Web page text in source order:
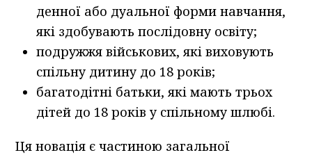
денної або дуальної форми навчання,
які здобувають послідовну освіту;
подружжя військових, які виховують
спільну дитину до 18 років;
багатодітні батьки, які мають трьох
дітей до 18 років у спільному шлюбі.
Ця новація є частиною загальної